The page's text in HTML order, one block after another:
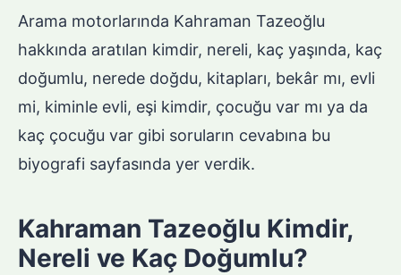
Arama motorlarında Kahraman Tazeoğlu
hakkında aratılan kimdir, nereli, kaç yaşında, kaç
doğumlu, nerede doğdu, kitapları, bekâr mı, evli
mi, kiminle evli, eşi kimdir, çocuğu var mı ya da
kaç çocuğu var gibi soruların cevabına bu
biyografi sayfasında yer verdik.
Kahraman Tazeoğlu Kimdir,
Nereli ve Kaç Doğumlu?